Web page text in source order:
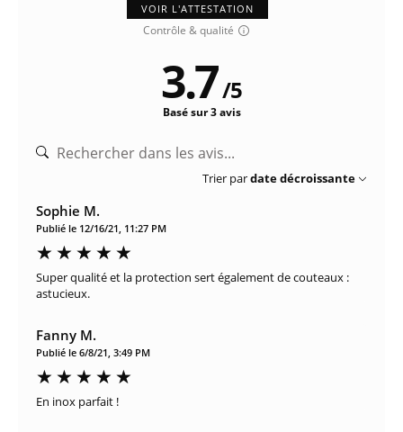
VOIR L'ATTESTATION
Contrôle & qualité
3.7/5
Basé sur 3 avis
Trier pardate décroissante
Sophie M.
Publié le 12/16/21, 11:27 PM
Super qualité et la protection sert également de couteaux :
astucieux.
Fanny M.
Publié le 6/8/21, 3:49 PM
En inox parfait !